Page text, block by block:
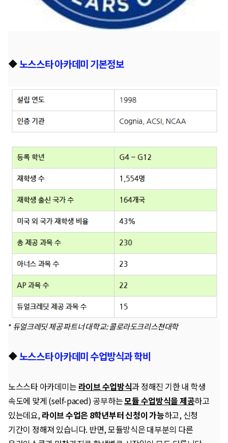
🔶노스스타 아카데미 기본정보
*듀얼크레딧 제공 파트너 대학교: 콜로라도크리스쳔대학
🔶노스스타 아카데미 수업방식과 학비
노스스타 아카데미는 라이브 수업방식과 정해진 기한 내 학생
속도에 맞게 (self-paced) 공부하는모듈 수업방식을 제공하고
있는데요, 라이브 수업은 8학년부터 신청이 가능하고, 신청
기간이 정해져 있습니다. 반면, 모듈방식은 대부분의 다른